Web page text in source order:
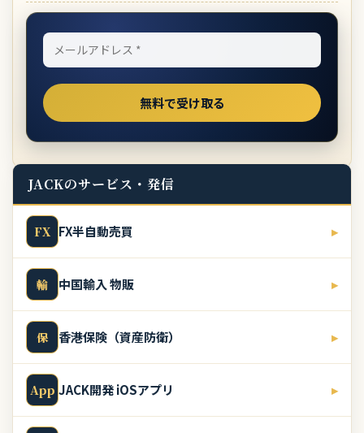
JACKのサービス・発信
FX FX半自動売買 ▸
輸 中国輸入 物販 ▸
保 香港保険（資産防衛） ▸
App JACK開発 iOSアプリ ▸